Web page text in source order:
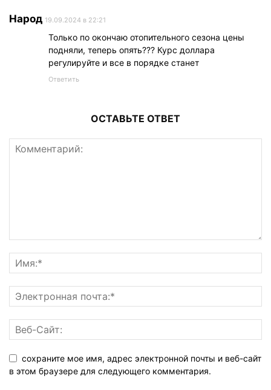
Народ 19.09.2024 в 22:21
Только по окончаю отопительного сезона цены
подняли, теперь опять??? Курс доллара
регулируйте и все в порядке станет
Ответить
ОСТАВЬТЕ ОТВЕТ
сохраните мое имя, адрес электронной почты и веб-сайт
в этом браузере для следующего комментария.